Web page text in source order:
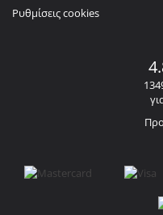
Ρυθμίσεις cookies